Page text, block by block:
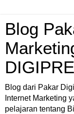
Blog
Blog dari Pakar
Internet Marketing
pelajaran tentang